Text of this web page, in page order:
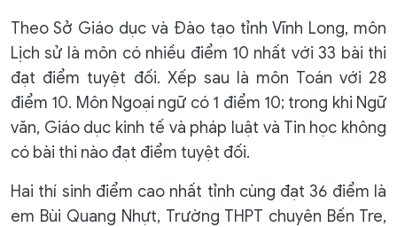
Theo Sở Giáo dục và Đào tạo tỉnh Vĩnh Long, môn
Lịch sử là môn có nhiều điểm 10 nhất với 33 bài thi
đạt điểm tuyệt đối. Xếp sau là môn Toán với 28
điểm 10. Môn Ngoại ngữ có 1 điểm 10; trong khi Ngữ
văn, Giáo dục kinh tế và pháp luật và Tin học không
có bài thi nào đạt điểm tuyệt đối.
Hai thí sinh điểm cao nhất tỉnh cùng đạt 36 điểm là
em Bùi Quang Nhựt, Trường THPT chuyên Bến Tre,